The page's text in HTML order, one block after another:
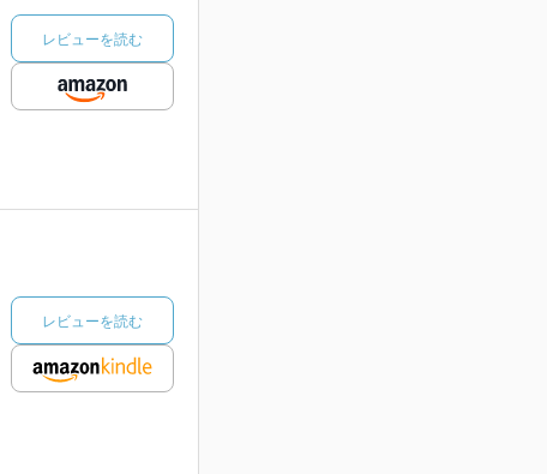
レビューを読む
レビューを読む